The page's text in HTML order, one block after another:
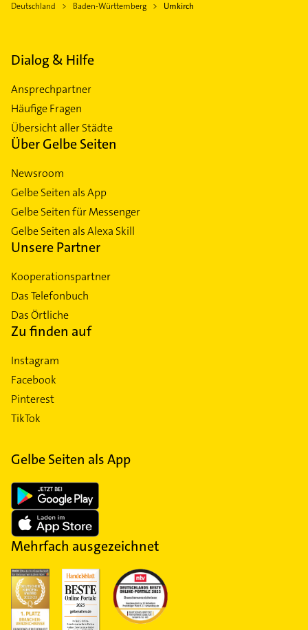
Deutschland Baden-Württemberg Umkirch
Dialog & Hilfe
Ansprechpartner
Häufige Fragen
Übersicht aller Städte
Über Gelbe Seiten
Newsroom
Gelbe Seiten als App
Gelbe Seiten für Messenger
Gelbe Seiten als Alexa Skill
Unsere Partner
Kooperationspartner
Das Telefonbuch
Das Örtliche
Zu finden auf
Instagram
Facebook
Pinterest
TikTok
Gelbe Seiten als App
Mehrfach ausgezeichnet